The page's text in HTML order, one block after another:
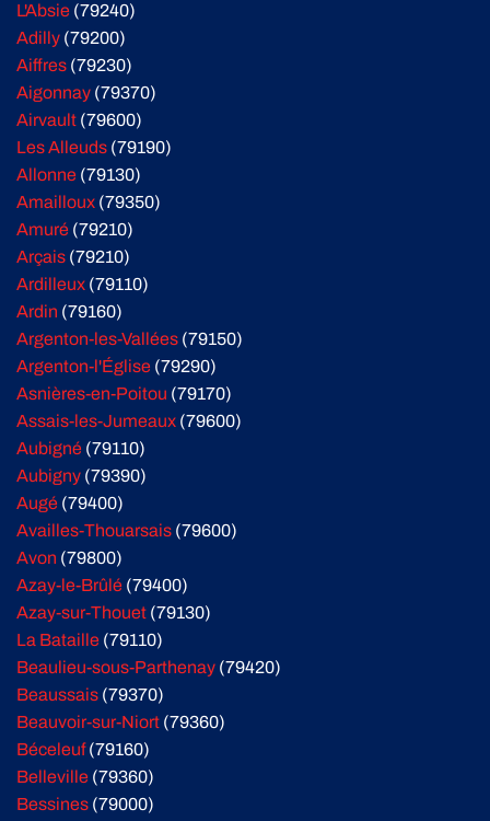
L'Absie (79240)
Adilly (79200)
Aiffres (79230)
Aigonnay (79370)
Airvault (79600)
Les Alleuds (79190)
Allonne (79130)
Amailloux (79350)
Amuré (79210)
Arçais (79210)
Ardilleux (79110)
Ardin (79160)
Argenton-les-Vallées (79150)
Argenton-l'Église (79290)
Asnières-en-Poitou (79170)
Assais-les-Jumeaux (79600)
Aubigné (79110)
Aubigny (79390)
Augé (79400)
Availles-Thouarsais (79600)
Avon (79800)
Azay-le-Brûlé (79400)
Azay-sur-Thouet (79130)
La Bataille (79110)
Beaulieu-sous-Parthenay (79420)
Beaussais (79370)
Beauvoir-sur-Niort (79360)
Béceleuf(79160)
Belleville (79360)
Bessines (79000)